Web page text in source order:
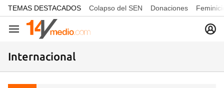
common.go-to-content
TEMAS DESTACADOS Colapso del SEN Donaciones
Navegación
Internacional